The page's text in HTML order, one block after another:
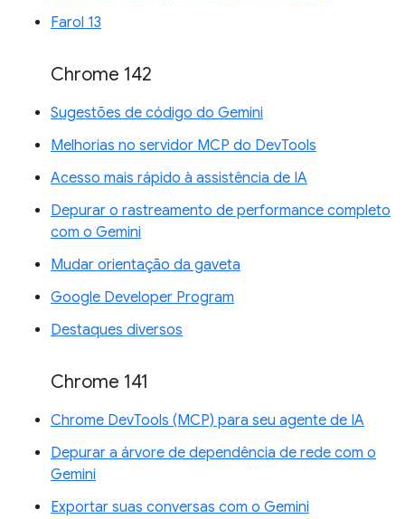
Farol 13
Chrome 142
Sugestões de código do Gemini
Melhorias no servidor MCP do DevTools
Acesso mais rápido à assistência de IA
Depurar o rastreamento de performance completo
com o Gemini
Mudar orientação da gaveta
Google Developer Program
Destaques diversos
Chrome 141
Chrome DevTools (MCP) para seu agente de IA
Depurar a árvore de dependência de rede com o
Gemini
Exportar suas conversas com o Gemini